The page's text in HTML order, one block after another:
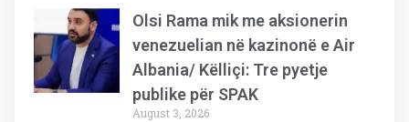
Olsi Rama mik me aksionerin
venezuelian në kazinonë e Air
Albania/ Këlliçi: Tre pyetje
publike për SPAK
August 3, 2026